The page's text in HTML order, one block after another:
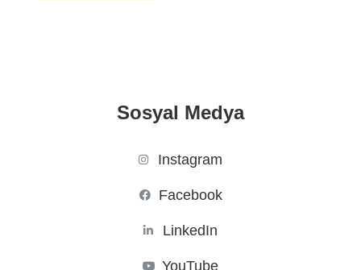
Sosyal Medya
Instagram
Facebook
LinkedIn
YouTube